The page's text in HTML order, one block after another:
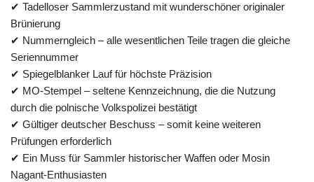
✔ Tadelloser Sammlerzustand mit wunderschöner originaler
Brünierung
✔ Nummerngleich – alle wesentlichen Teile tragen die gleiche
Seriennummer
✔ Spiegelblanker Lauf für höchste Präzision
✔ MO-Stempel – seltene Kennzeichnung, die die Nutzung
durch die polnische Volkspolizei bestätigt
✔ Gültiger deutscher Beschuss – somit keine weiteren
Prüfungen erforderlich
✔ Ein Muss für Sammler historischer Waffen oder Mosin
Nagant-Enthusiasten